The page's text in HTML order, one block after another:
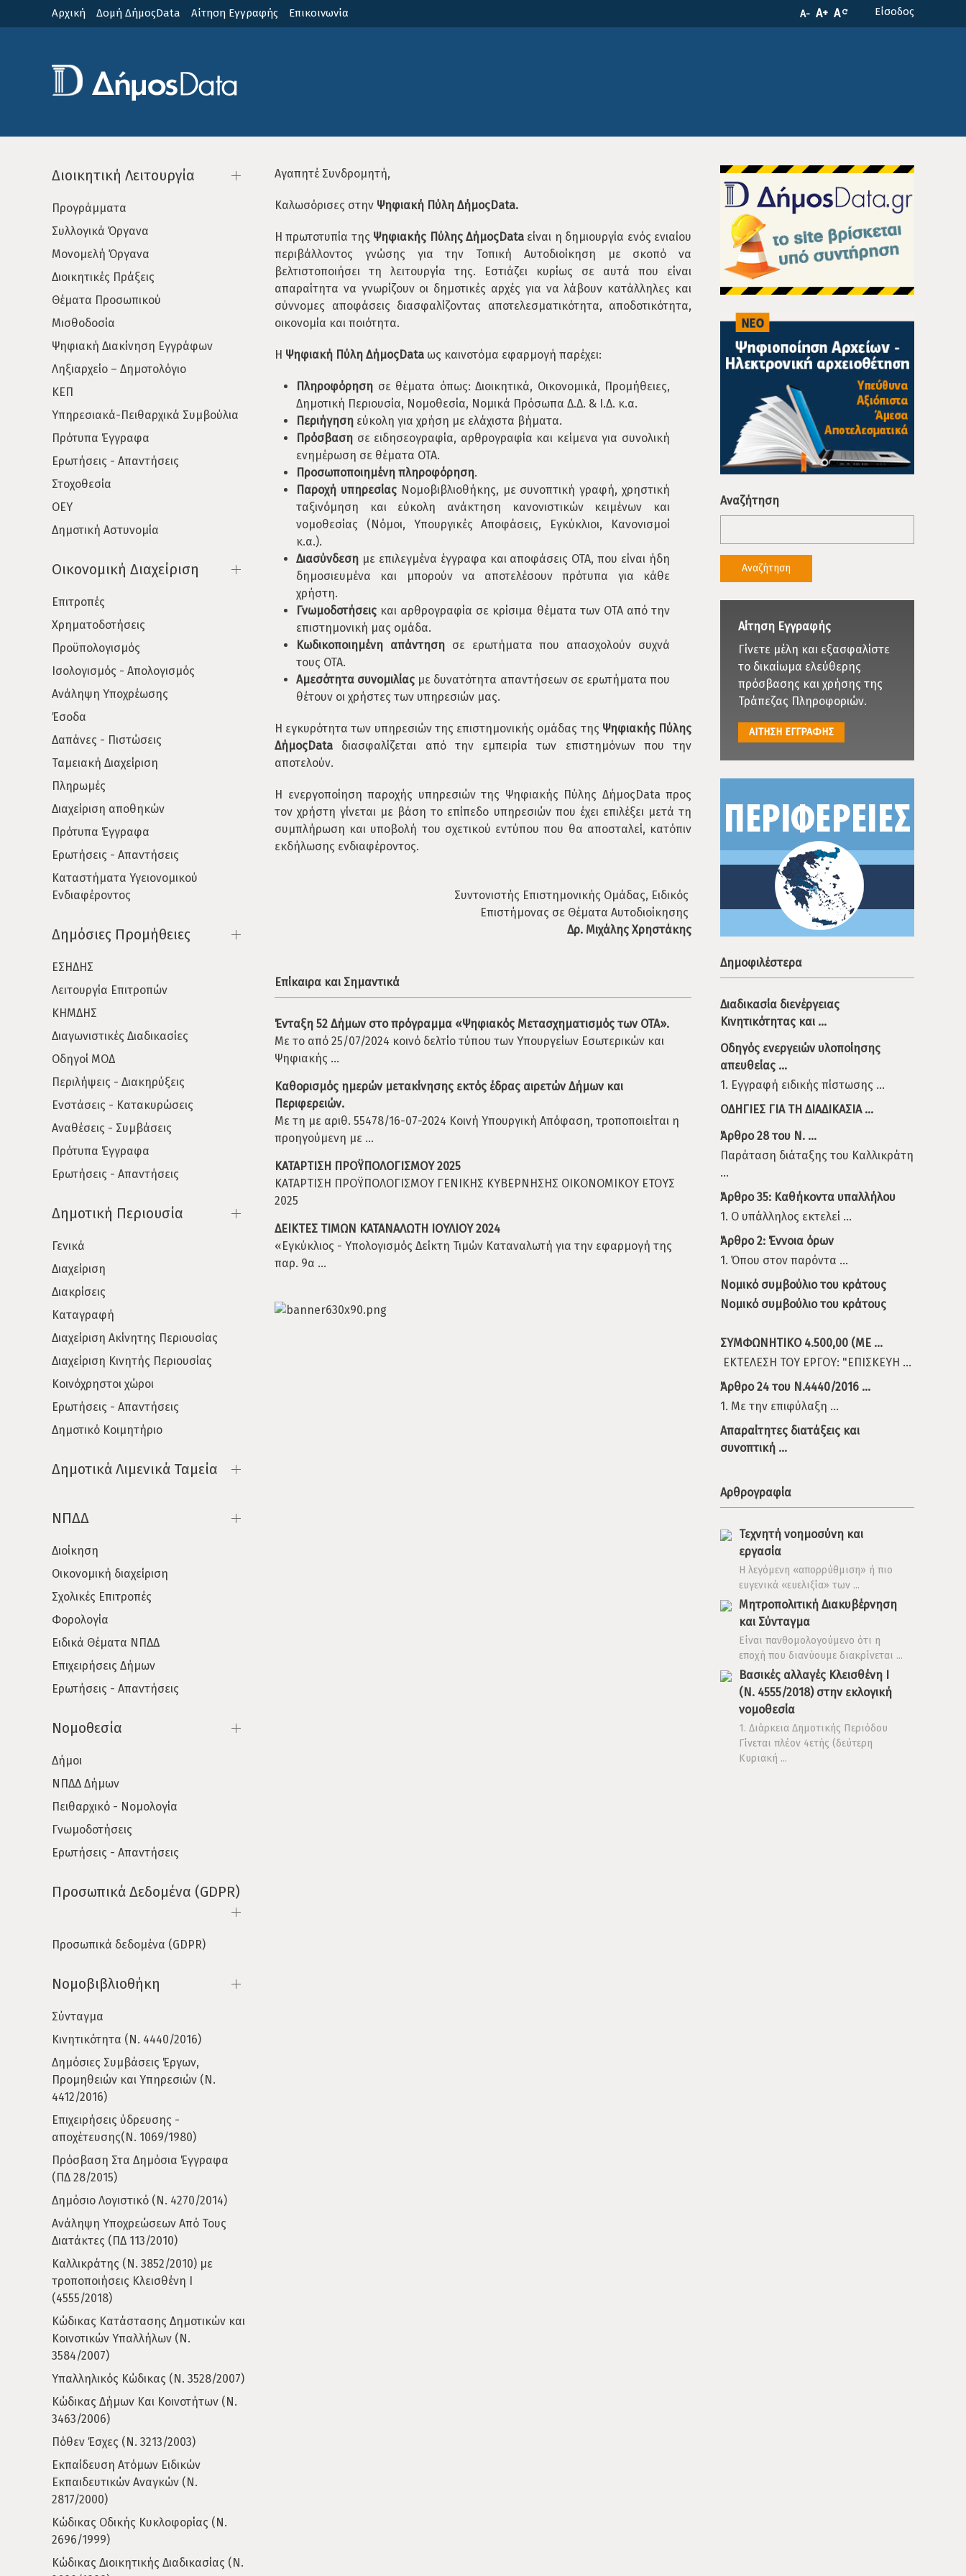
Παράκαμψη
προς
περιεχόμενο
Αρχική Δομή ΔήμοςData Αίτηση Εγγραφής Επικοινωνία A- A+ A Είσοδος
Διοικητική Λειτουργία
Προγράμματα
Συλλογικά Όργανα
Μονομελή Όργανα
Διοικητικές Πράξεις
Θέματα Προσωπικού
Μισθοδοσία
Ψηφιακή Διακίνηση Εγγράφων
Ληξιαρχείο – Δημοτολόγιο
ΚΕΠ
Υπηρεσιακά-Πειθαρχικά Συμβούλια
Πρότυπα Έγγραφα
Ερωτήσεις - Απαντήσεις
Στοχοθεσία
ΟΕΥ
Δημοτική Αστυνομία
Οικονομική Διαχείριση
Επιτροπές
Χρηματοδοτήσεις
Προϋπολογισμός
Ισολογισμός - Απολογισμός
Ανάληψη Υποχρέωσης
Έσοδα
Δαπάνες - Πιστώσεις
Ταμειακή Διαχείριση
Πληρωμές
Διαχείριση αποθηκών
Πρότυπα Έγγραφα
Ερωτήσεις - Απαντήσεις
Καταστήματα Υγειονομικού
Ενδιαφέροντος
Δημόσιες Προμήθειες
ΕΣΗΔΗΣ
Λειτουργία Επιτροπών
ΚΗΜΔΗΣ
Διαγωνιστικές Διαδικασίες
Οδηγοί ΜΟΔ
Περιλήψεις - Διακηρύξεις
Ενστάσεις - Κατακυρώσεις
Αναθέσεις - Συμβάσεις
Πρότυπα Έγγραφα
Ερωτήσεις - Απαντήσεις
Δημοτική Περιουσία
Γενικά
Διαχείριση
Διακρίσεις
Καταγραφή
Διαχείριση Ακίνητης Περιουσίας
Διαχείριση Κινητής Περιουσίας
Κοινόχρηστοι χώροι
Ερωτήσεις - Απαντήσεις
Δημοτικό Κοιμητήριο
Δημοτικά Λιμενικά Ταμεία
ΝΠΔΔ
Διοίκηση
Οικονομική διαχείριση
Σχολικές Επιτροπές
Φορολογία
Ειδικά Θέματα ΝΠΔΔ
Επιχειρήσεις Δήμων
Ερωτήσεις - Απαντήσεις
Νομοθεσία
Δήμοι
ΝΠΔΔ Δήμων
Πειθαρχικό - Νομολογία
Γνωμοδοτήσεις
Ερωτήσεις - Απαντήσεις
Προσωπικά Δεδομένα (GDPR)
Προσωπικά δεδομένα (GDPR)
Νομοβιβλιοθήκη
Σύνταγμα
Κινητικότητα (Ν. 4440/2016)
Δημόσιες Συμβάσεις Έργων,
Προμηθειών και Υπηρεσιών (Ν.
4412/2016)
Επιχειρήσεις ύδρευσης -
αποχέτευσης(Ν. 1069/1980)
Πρόσβαση Στα Δημόσια Έγγραφα
(ΠΔ 28/2015)
Δημόσιο Λογιστικό (Ν. 4270/2014)
Ανάληψη Υποχρεώσεων Από Τους
Διατάκτες (ΠΔ 113/2010)
Καλλικράτης (Ν. 3852/2010) με
τροποποιήσεις Κλεισθένη Ι
(4555/2018)
Κώδικας Κατάστασης Δημοτικών και
Κοινοτικών Υπαλλήλων (Ν.
3584/2007)
Υπαλληλικός Κώδικας (Ν. 3528/2007)
Κώδικας Δήμων Και Κοινοτήτων (Ν.
3463/2006)
Πόθεν Έσχες (Ν. 3213/2003)
Εκπαίδευση Ατόμων Ειδικών
Εκπαιδευτικών Αναγκών (Ν.
2817/2000)
Κώδικας Οδικής Κυκλοφορίας (Ν.
2696/1999)
Κώδικας Διοικητικής Διαδικασίας (Ν.
Αγαπητέ Συνδρομητή,
Καλωσόρισες στην Ψηφιακή Πύλη ΔήμοςData.
Η πρωτοτυπία της Ψηφιακής Πύλης ΔήμοςData είναι η δημιουργία ενός ενιαίου
περιβάλλοντος γνώσης για την Τοπική Αυτοδιοίκηση με σκοπό να
βελτιστοποιήσει τη λειτουργία της. Εστιάζει κυρίως σε αυτά που είναι
απαραίτητα να γνωρίζουν οι δημοτικές αρχές για να λάβουν κατάλληλες και
σύννομες αποφάσεις διασφαλίζοντας αποτελεσματικότητα, αποδοτικότητα,
οικονομία και ποιότητα.
Η Ψηφιακή Πύλη ΔήμοςData ως καινοτόμα εφαρμογή παρέχει:
Πληροφόρηση σε θέματα όπως: Διοικητικά, Οικονομικά, Προμήθειες,
Δημοτική Περιουσία, Νομοθεσία, Νομικά Πρόσωπα Δ.Δ. & Ι.Δ. κ.α.
Περιήγηση εύκολη για χρήση με ελάχιστα βήματα.
Πρόσβαση σε ειδησεογραφία, αρθρογραφία και κείμενα για συνολική
ενημέρωση σε θέματα ΟΤΑ.
Προσωποποιημένη πληροφόρηση.
Παροχή υπηρεσίαςΝομοβιβλιοθήκης, με συνοπτική γραφή, χρηστική
ταξινόμηση και εύκολη ανάκτηση κανονιστικών κειμένων και
νομοθεσίας (Νόμοι, Υπουργικές Αποφάσεις, Εγκύκλιοι, Κανονισμοί
κ.α.).
Διασύνδεση με επιλεγμένα έγγραφα και αποφάσεις ΟΤΑ, που είναι ήδη
δημοσιευμένα και μπορούν να αποτελέσουν πρότυπα για κάθε
χρήστη.
Γνωμοδοτήσεις και αρθρογραφία σε κρίσιμα θέματα των ΟΤΑ από την
επιστημονική μας ομάδα.
Κωδικοποιημένη απάντησησε ερωτήματα που απασχολούν συχνά
τους ΟΤΑ.
Αμεσότητα συνομιλίας με δυνατότητα απαντήσεων σε ερωτήματα που
θέτουν οι χρήστες των υπηρεσιών μας.
Η εγκυρότητα των υπηρεσιών της επιστημονικής ομάδας της Ψηφιακής Πύλης
ΔήμοςData διασφαλίζεται από την εμπειρία των επιστημόνων που την
αποτελούν.
Η ενεργοποίηση παροχής υπηρεσιών της Ψηφιακής Πύλης ΔήμοςData προς
τον χρήστη γίνεται με βάση το επίπεδο υπηρεσιών που έχει επιλέξει μετά τη
συμπλήρωση και υποβολή του σχετικού εντύπου που θα αποσταλεί, κατόπιν
εκδήλωσης ενδιαφέροντος.
Συντονιστής Επιστημονικής Ομάδας, Ειδικός
Επιστήμονας σε Θέματα Αυτοδιοίκησης
Δρ. Μιχάλης Χρηστάκης
Επίκαιρα και Σημαντικά
Ένταξη 52 Δήμων στο πρόγραμμα «Ψηφιακός Μετασχηματισμός των ΟΤΑ».
Με το από 25/07/2024 κοινό δελτίο τύπου των Υπουργείων Εσωτερικών και
Ψηφιακής ...
Καθορισμός ημερών μετακίνησης εκτός έδρας αιρετών Δήμων και
Περιφερειών.
Με τη με αριθ. 55478/16-07-2024 Κοινή Υπουργική Απόφαση, τροποποιείται η
προηγούμενη με ...
ΚΑΤΑΡΤΙΣΗ ΠΡΟΫΠΟΛΟΓΙΣΜΟΥ 2025
ΚΑΤΑΡΤΙΣΗ ΠΡΟΫΠΟΛΟΓΙΣΜΟΥ ΓΕΝΙΚΗΣ ΚΥΒΕΡΝΗΣΗΣ ΟΙΚΟΝΟΜΙΚΟΥ ΕΤΟΥΣ
2025
ΔΕΙΚΤΕΣ ΤΙΜΩΝ ΚΑΤΑΝΑΛΩΤΗ ΙΟΥΛΙΟΥ 2024
«Εγκύκλιος - Υπολογισμός Δείκτη Τιμών Καταναλωτή για την εφαρμογή της
παρ. 9α ...
Αναζήτηση
Αίτηση Εγγραφής
Γίνετε μέλη και εξασφαλίστε
το δικαίωμα ελεύθερης
πρόσβασης και χρήσης της
Τράπεζας Πληροφοριών.
ΑΙΤΗΣΗ ΕΓΓΡΑΦΗΣ
Δημοφιλέστερα
Διαδικασία διενέργειας
Κινητικότητας και ...
Οδηγός ενεργειών υλοποίησης
απευθείας ...
1. Εγγραφή ειδικής πίστωσης ...
ΟΔΗΓΙΕΣ ΓΙΑ ΤΗ ΔΙΑΔΙΚΑΣΙΑ ...
Άρθρο 28 του Ν. ...
Παράταση διάταξης του Καλλικράτη
...
Άρθρο 35: Καθήκοντα υπαλλήλου
1. Ο υπάλληλος εκτελεί ...
Άρθρο 2: Έννοια όρων
1. Όπου στον παρόντα ...
Νομικό συμβούλιο του κράτους
Νομικό συμβούλιο του κράτους
ΣΥΜΦΩΝΗΤΙΚΟ 4.500,00 (ΜΕ ...
ΕΚΤΕΛΕΣΗ ΤΟΥ ΕΡΓΟΥ: "ΕΠΙΣΚΕΥΗ ...
Άρθρο 24 του Ν.4440/2016 ...
1. Με την επιφύλαξη ...
Απαραίτητες διατάξεις και
συνοπτική ...
Αρθρογραφία
Τεχνητή νοημοσύνη και
εργασία
Η λεγόμενη «απορρύθμιση» ή πιο
ευγενικά «ευελιξία» των ...
Μητροπολιτική Διακυβέρνηση
και Σύνταγμα
Είναι πανθομολογούμενο ότι η
εποχή που διανύουμε διακρίνεται ...
Βασικές αλλαγές Κλεισθένη Ι
(Ν. 4555/2018) στην εκλογική
νομοθεσία
1. Διάρκεια Δημοτικής Περιόδου
Γίνεται πλέον 4ετής (δεύτερη
Κυριακή ...